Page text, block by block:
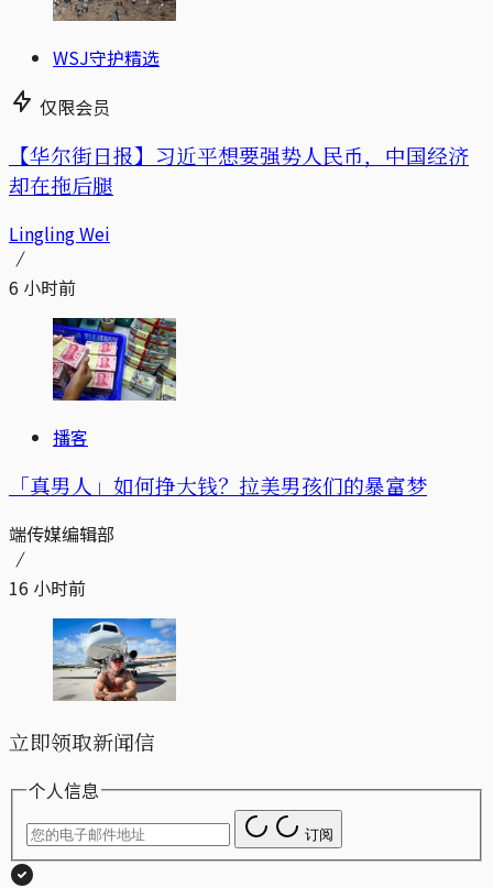
WSJ守护精选
仅限会员
【华尔街日报】习近平想要强势人民币，中国经济
却在拖后腿
Lingling Wei
6 小时前
播客
「真男人」如何挣大钱？拉美男孩们的暴富梦
端传媒编辑部
16 小时前
立即领取新闻信
个人信息
订阅